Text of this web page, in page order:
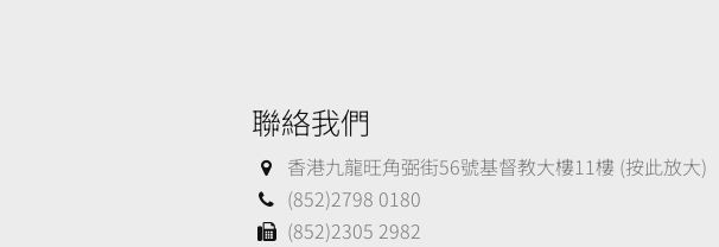
聯絡我們
香港九龍旺角弼街56號基督教大樓11樓 (按此放大)
(852)2798 0180
(852)2305 2982